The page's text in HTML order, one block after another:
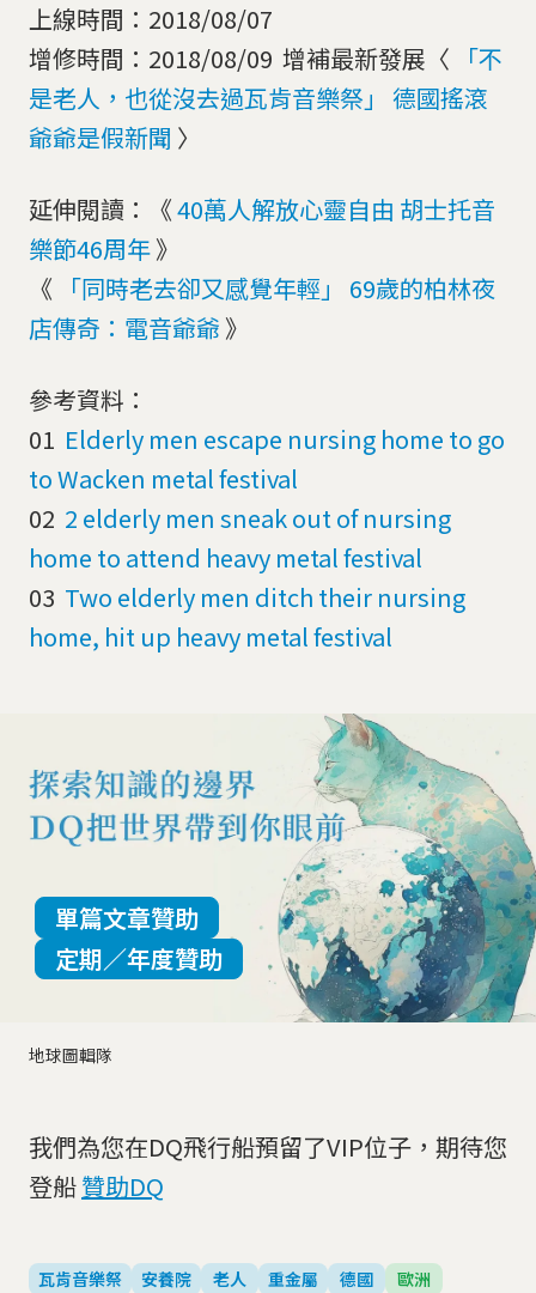
上線時間：2018/08/07
增修時間：2018/08/09 增補最新發展〈
「不
是老人，也從沒去過瓦肯音樂祭」 德國搖滾
爺爺是假新聞 〉
延伸閱讀：《40萬人解放心靈自由 胡士托音
樂節46周年》
《
「同時老去卻又感覺年輕」 69歲的柏林夜
店傳奇：電音爺爺 》
參考資料：
01 Elderly men escape nursing home to go
to Wacken metal festival
02 2 elderly men sneak out of nursing
home to attend heavy metal festival
03 Two elderly men ditch their nursing
home, hit up heavy metal festival
地球圖輯隊
單篇文章贊助
定期／年度贊助
我們為您在DQ飛行船預留了VIP位子，期待您
登船贊助DQ
瓦肯音樂祭 安養院 老人 重金屬 德國 歐洲